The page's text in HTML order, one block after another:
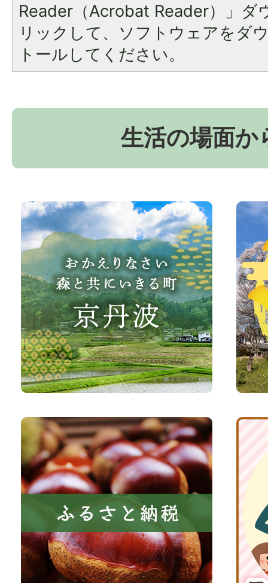
Reader（Acrobat Reader）」ダ
リックして、ソフトウェアをダ
トールしてください。
生活の場面か
お
か
え
り
な
さ
い、
森
共
に
い
き
町
京
京
波
町
観
光
サ
イ
ふ
る
さ
と
税
京
波
子
育
て
応